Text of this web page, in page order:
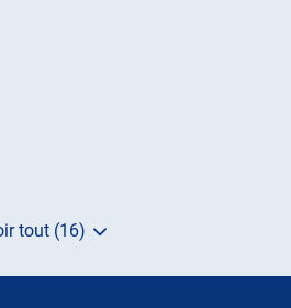
tout (16)